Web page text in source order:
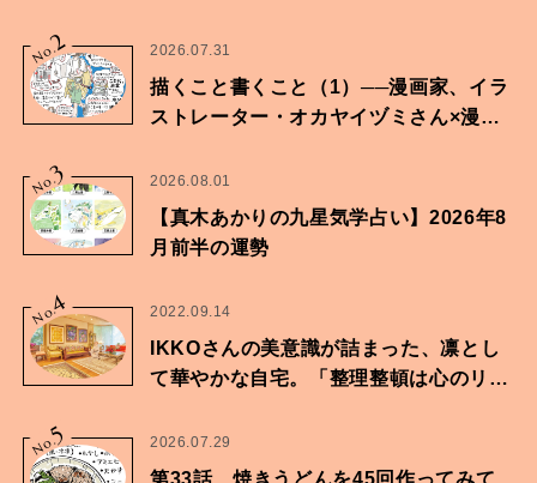
No.2 2026.07.31
描くこと書くこと（1）──漫画家、イラ
ストレーター・オカヤイヅミさん×漫画
No.
3 2026.08.01
【真木あかりの九星気学占い】2026年8
月前半の運勢
No.
4 2022.09.14
IKKOさんの美意識が詰まった、凛とし
て華やかな自宅。「整理整頓は心のリズ
No.
5 2026.07.29
第33話 焼きうどんを45回作ってみて